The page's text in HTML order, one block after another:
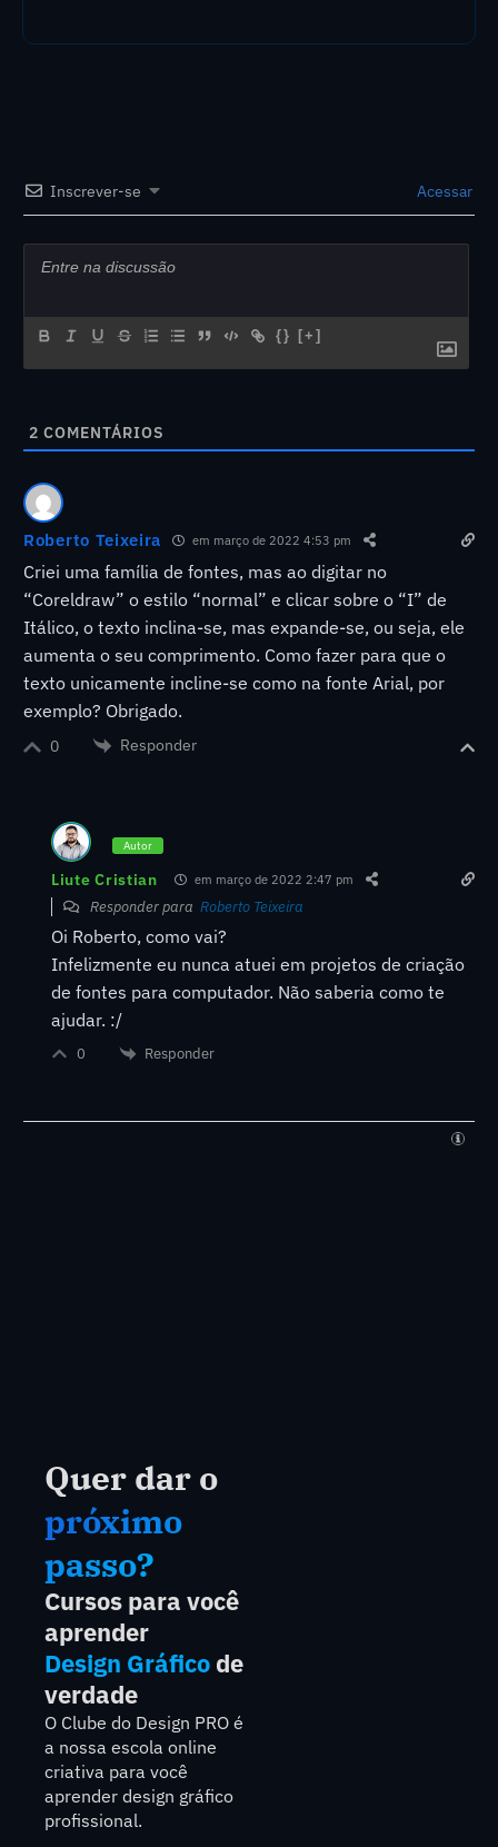
Inscrever-se Acessar
{} [+]
2 COMENTÁRIOS
Roberto Teixeira em março de 2022 4:53 pm
Criei uma família de fontes, mas ao digitar no
“Coreldraw” o estilo “normal” e clicar sobre o “I” de
Itálico, o texto inclina-se, mas expande-se, ou seja, ele
aumenta o seu comprimento. Como fazer para que o
texto unicamente incline-se como na fonte Arial, por
exemplo? Obrigado.
0 Responder
Autor
Liute Cristian em março de 2022 2:47 pm
Responder para Roberto Teixeira
Oi Roberto, como vai?
Infelizmente eu nunca atuei em projetos de criação
de fontes para computador. Não saberia como te
ajudar. :/
0 Responder
Quer dar o
próximo
passo?
Cursos para você
aprender
Design Gráfico de
verdade
O Clube do Design PRO é
a nossa escola online
criativa para você
aprender design gráfico
profissional.